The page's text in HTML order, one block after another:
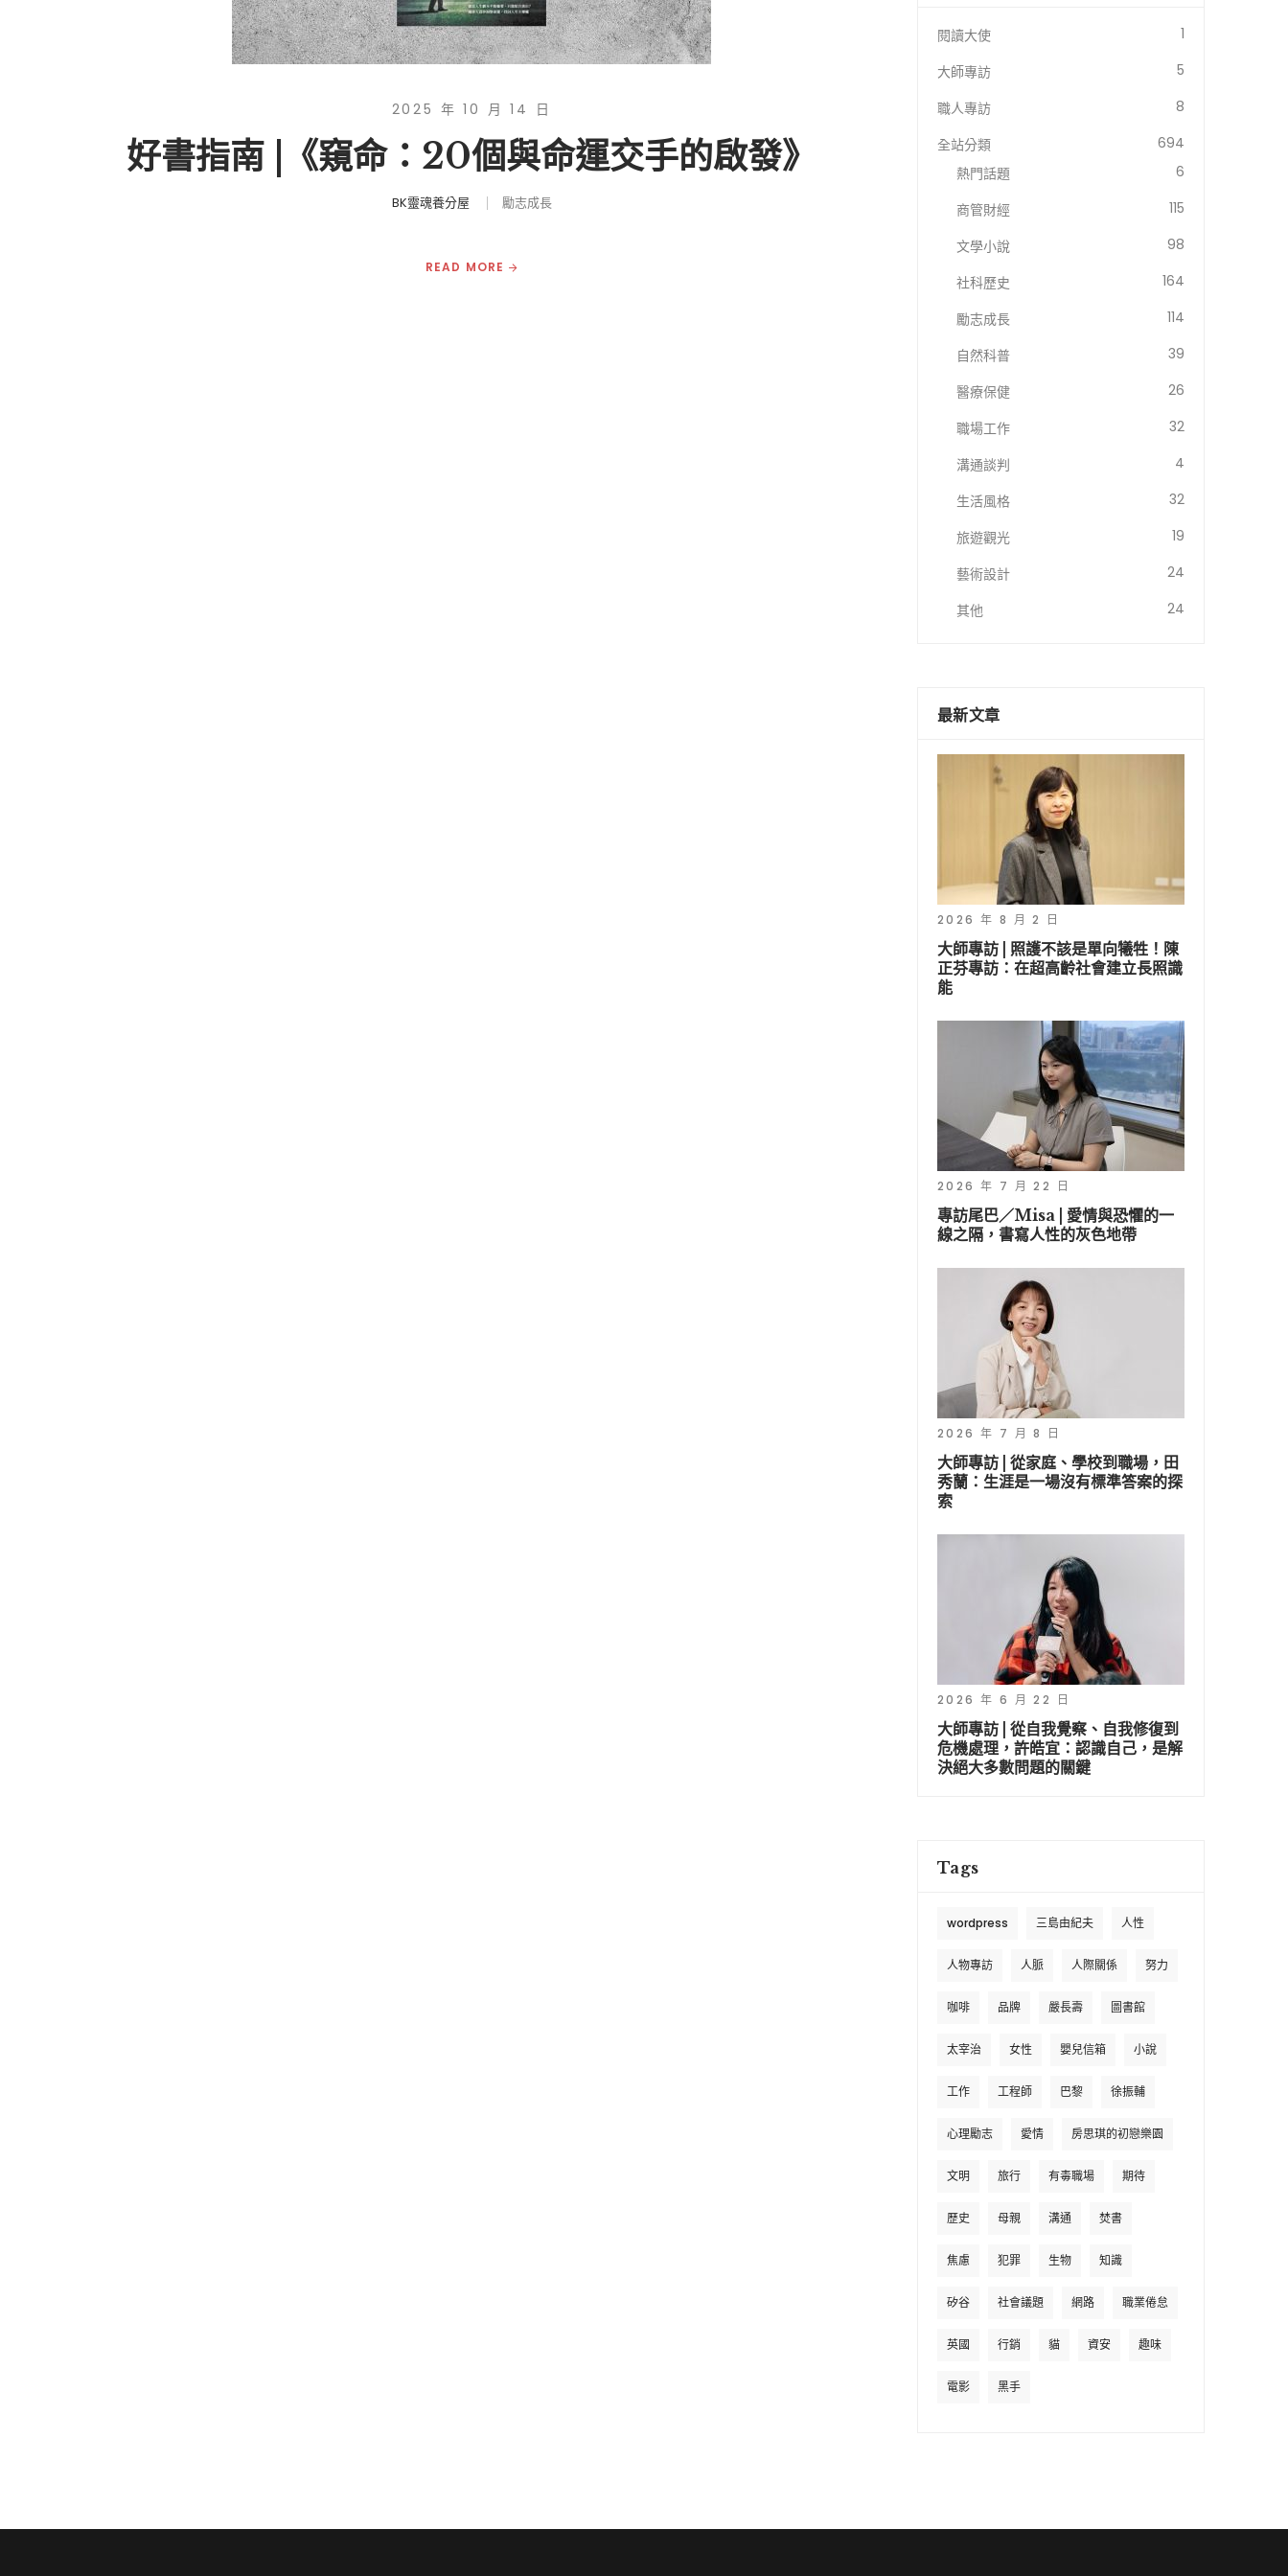
2025 年 10 月 14 日
好書指南 |《窺命：20個與命運交手的啟發》
BK靈魂養分屋 勵志成長
READ MORE
閱讀大使
1
大師專訪
5
職人專訪
8
全站分類
694
熱門話題
6
商管財經
115
文學小說
98
社科歷史
164
勵志成長
114
自然科普
39
醫療保健
26
職場工作
32
溝通談判
4
生活風格
32
旅遊觀光
19
藝術設計
24
其他
24
最新文章
2026 年 8 月 2 日
大師專訪 | 照護不該是單向犧牲！陳
正芬專訪：在超高齡社會建立長照識
能
2026 年 7 月 22 日
專訪尾巴／Misa | 愛情與恐懼的一
線之隔，書寫人性的灰色地帶
2026 年 7 月 8 日
大師專訪 | 從家庭、學校到職場，田
秀蘭：生涯是一場沒有標準答案的探
索
2026 年 6 月 22 日
大師專訪 | 從自我覺察、自我修復到
危機處理，許皓宜：認識自己，是解
決絕大多數問題的關鍵
Tags
wordpress 三島由紀夫 人性
人物專訪 人脈 人際關係 努力
咖啡 品牌 嚴長壽 圖書館
太宰治 女性 嬰兒信箱 小說
工作 工程師 巴黎 徐振輔
心理勵志 愛情 房思琪的初戀樂園
文明 旅行 有毒職場 期待
歷史 母親 溝通 焚書
焦慮 犯罪 生物 知識
矽谷 社會議題 網路 職業倦怠
英國 行銷 貓 資安 趣味
電影 黑手